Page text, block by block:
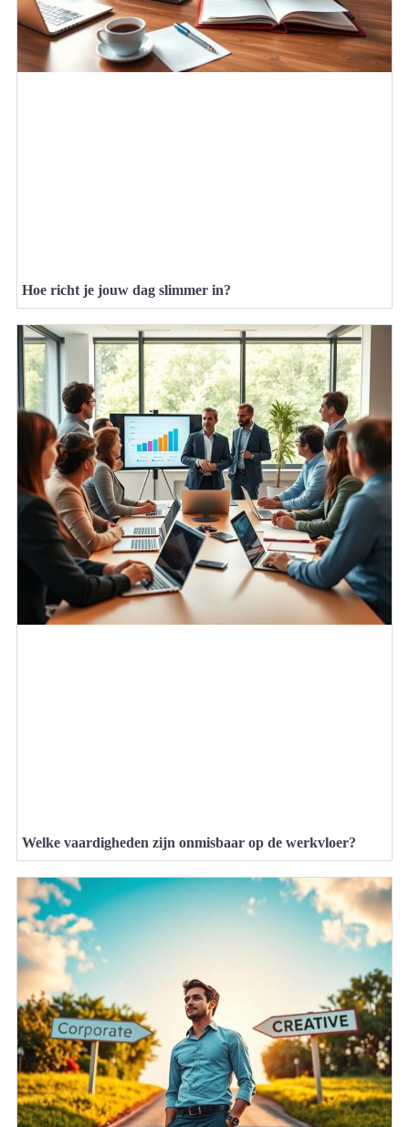
Hoe richt je jouw dag slimmer in?
Welke vaardigheden zijn onmisbaar op de werkvloer?